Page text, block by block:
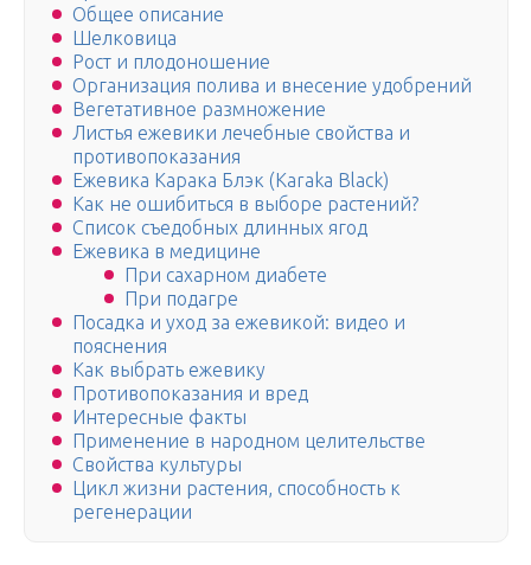
Общее описание
Шелковица
Рост и плодоношение
Организация полива и внесение удобрений
Вегетативное размножение
Листья ежевики лечебные свойства и
противопоказания
Ежевика Карака Блэк (Karaka Black)
Как не ошибиться в выборе растений?
Список съедобных длинных ягод
Ежевика в медицине
При сахарном диабете
При подагре
Посадка и уход за ежевикой: видео и
пояснения
Как выбрать ежевику
Противопоказания и вред
Интересные факты
Применение в народном целительстве
Свойства культуры
Цикл жизни растения, способность к
регенерации